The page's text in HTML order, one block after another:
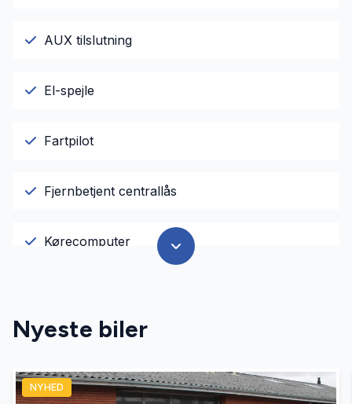
AUX tilslutning
El-spejle
Fartpilot
Fjernbetjent centrallås
Kørecomputer
Parkeringssensor foran
Sædevarme
Nyeste biler
NYHED